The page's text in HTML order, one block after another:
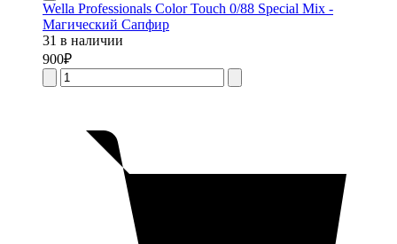
Wella Professionals Color Touch 0/88 Special Mix -
Магический Сапфир
31 в наличии
900₽